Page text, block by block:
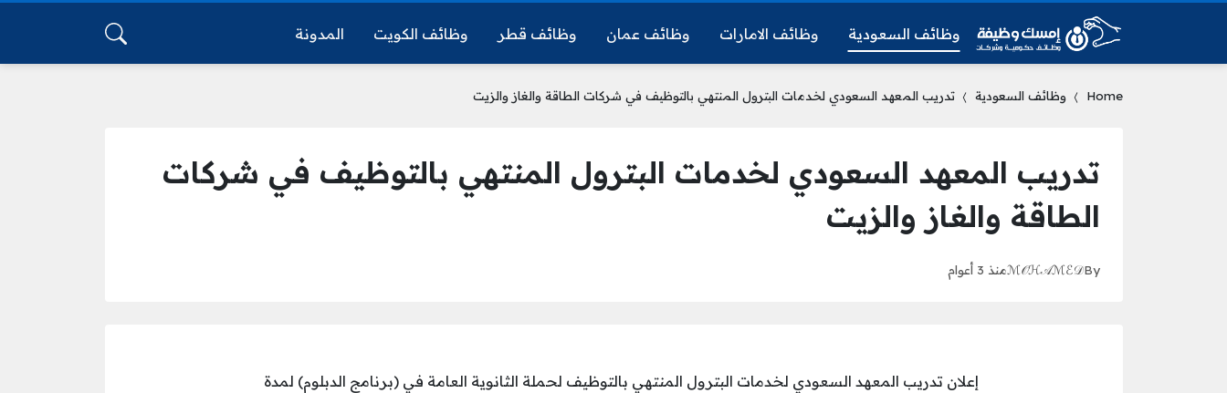
وظائف السعودية وظائف الامارات وظائف عمان وظائف قطر وظائف الكويت المدونة
Home وظائف السعودية تدريب المعهد السعودي لخدمات البترول المنتهي بالتوظيف في شركات الطاقة والغاز والزيت
تدريب المعهد السعودي لخدمات البترول المنتهي بالتوظيف في شركات
الطاقة والغاز والزيت
By
ℳ𝒪ℋ𝒜ℳℰ𝒟منذ 3 أعوام
إعلان تدريب المعهد السعودي لخدمات البترول المنتهي بالتوظيف لحملة الثانوية العامة في (برنامج الدبلوم) لمدة